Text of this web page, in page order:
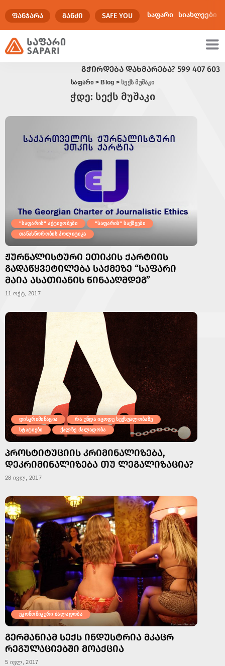
ᲤᲐᲜᲯᲐᲠᲐ ᲒᲐᲜᲫᲘ SAFE YOU საფარი სიახლეები
ᲒᲭᲘᲠᲓᲔᲑᲐ ᲓᲐᲮᲛᲐᲠᲔᲑᲐ? 599 407 603
საფარი > Blog >სექს მუშაკი
ჭდე: სექს მუშაკი
"საფარის" აქტივობები
"საფარის" საქმეები
თანასწორობის პოლიტიკა
ᲟᲣᲠᲜᲐᲚᲘᲡᲢᲣᲠᲘ ᲔᲗᲘᲙᲘᲡ ᲥᲐᲠᲢᲘᲘᲡ
ᲒᲐᲓᲐᲬᲧᲕᲔᲢᲘᲚᲔᲑᲐ ᲡᲐᲥᲛᲔᲖᲔ “ᲡᲐᲤᲐᲠᲘ
ᲛᲐᲘᲐ ᲐᲡᲐᲗᲘᲐᲜᲘᲡ ᲬᲘᲜᲐᲐᲦᲛᲓᲔᲒ”
11 ოქტ, 2017
დისკრიმინაცია
რა უნდა იცოდე სექსუალობაზე
სტატიები
ქალზე ძალადობა
ᲞᲠᲝᲡᲢᲘᲢᲣᲪᲘᲘᲡ ᲙᲠᲘᲛᲘᲜᲐᲚᲘᲖᲔᲑᲐ,
ᲓᲔᲙᲠᲘᲛᲘᲜᲐᲚᲘᲖᲔᲑᲐ ᲗᲣ ᲚᲔᲒᲐᲚᲘᲖᲐᲪᲘᲐ?
28 ივლ, 2017
ეკონომიკური ძალადობა
ᲒᲔᲠᲛᲐᲜᲘᲐᲛ ᲡᲔᲥᲡ ᲘᲜᲓᲣᲡᲢᲠᲘᲐ ᲛᲙᲐᲪᲠ
ᲠᲔᲒᲣᲚᲐᲪᲘᲔᲑᲨᲘ ᲛᲝᲐᲥᲪᲘᲐ
5 ივლ, 2017